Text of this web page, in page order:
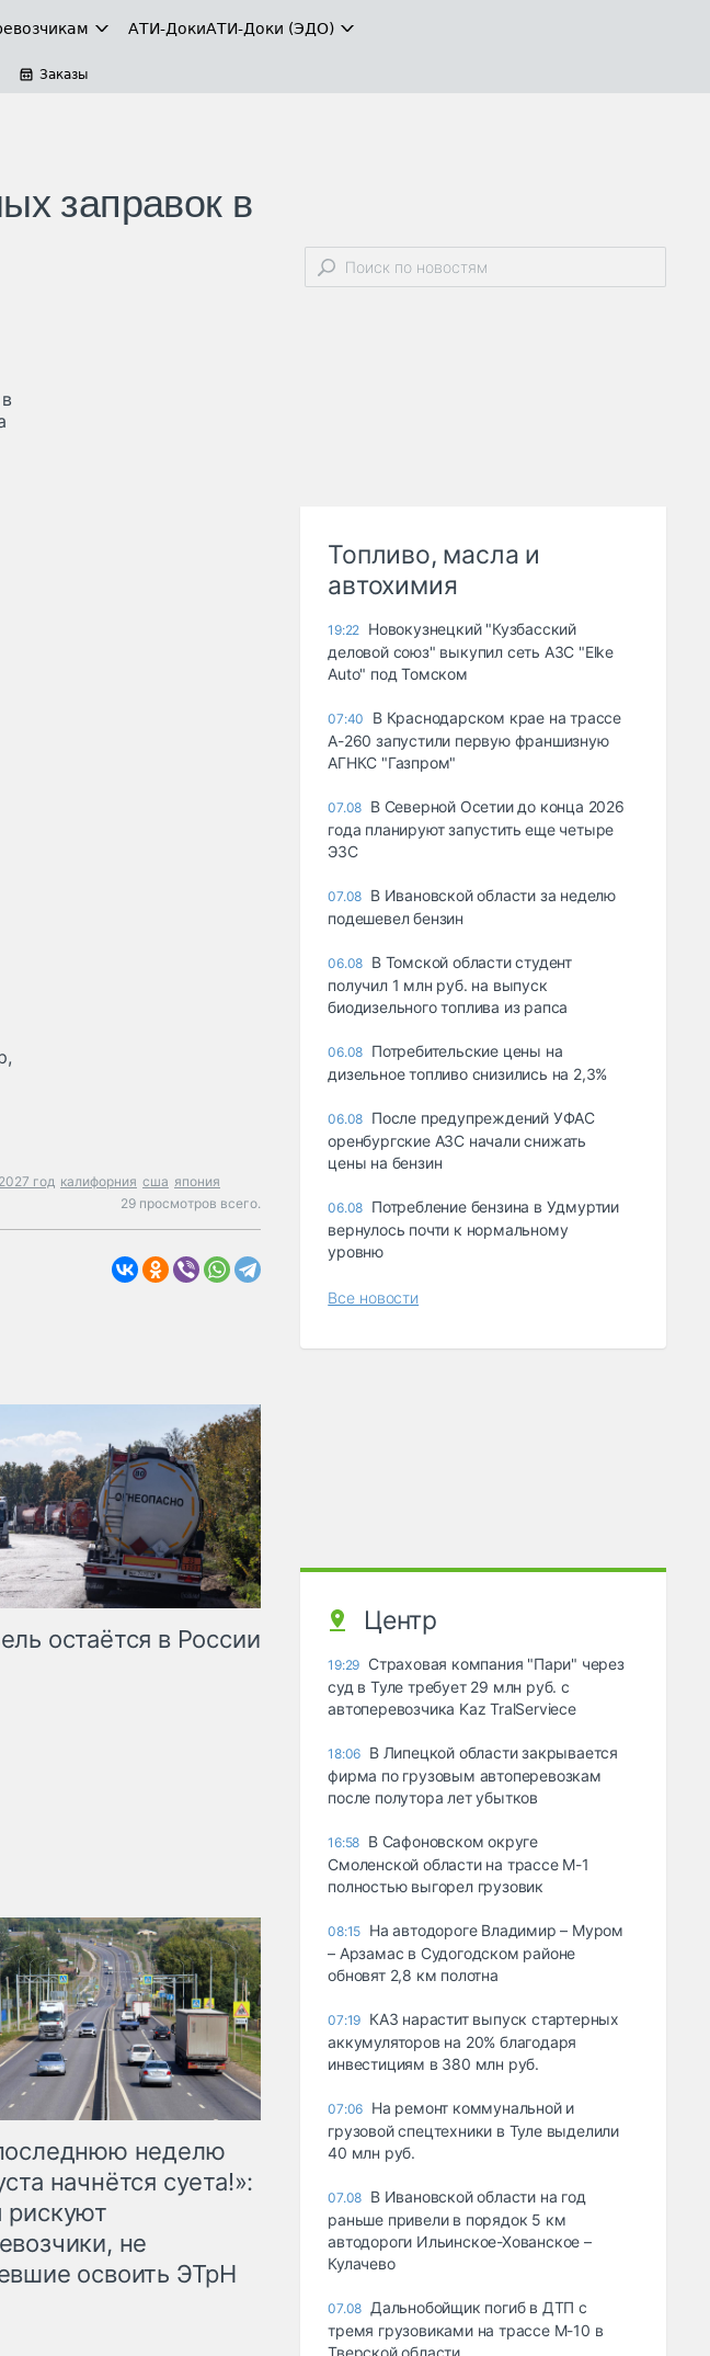
АТИ-ДокиАТИ-Доки (ЭДО)
Заказы
заправок в
год калифорния сша япония
29 просмотров всего.
остаётся в России
неделю
начнётся суета!»:
рискуют
не
освоить ЭТрН
Топливо, масла и
автохимия
19:22 Новокузнецкий "Кузбасский
деловой союз" выкупил сеть АЗС "Elke
Auto" под Томском
07:40
В Краснодарском крае на трассе
А-260 запустили первую франшизную
АГНКС "Газпром"
07.08 В Северной Осетии до конца 2026
года планируют запустить еще четыре
ЭЗС
07.08 В Ивановской области за неделю
подешевел бензин
06.08 В Томской области студент
получил 1 млн руб. на выпуск
биодизельного топлива из рапса
06.08 Потребительские цены на
дизельное топливо снизились на 2,3%
06.08 После предупреждений УФАС
оренбургские АЗС начали снижать
цены на бензин
06.08 Потребление бензина в Удмуртии
вернулось почти к нормальному
уровню
Все новости
Центр
19:29 Страховая компания "Пари" через
суд в Туле требует 29 млн руб. с
автоперевозчика Kaz TralServiece
18:06 В Липецкой области закрывается
фирма по грузовым автоперевозкам
после полутора лет убытков
16:58 В Сафоновском округе
Смоленской области на трассе М-1
полностью выгорел грузовик
08:15 На автодороге Владимир – Муром
– Арзамас в Судогодском районе
обновят 2,8 км полотна
07:19 КАЗ нарастит выпуск стартерных
аккумуляторов на 20% благодаря
инвестициям в 380 млн руб.
07:06 На ремонт коммунальной и
грузовой спецтехники в Туле выделили
40 млн руб.
07.08 В Ивановской области на год
раньше привели в порядок 5 км
автодороги Ильинское-Хованское –
Кулачево
07.08 Дальнобойщик погиб в ДТП с
тремя грузовиками на трассе М-10 в